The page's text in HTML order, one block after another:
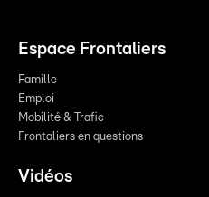
Espace Frontaliers
Famille
Emploi
Mobilité & Trafic
Frontaliers en questions
Vidéos